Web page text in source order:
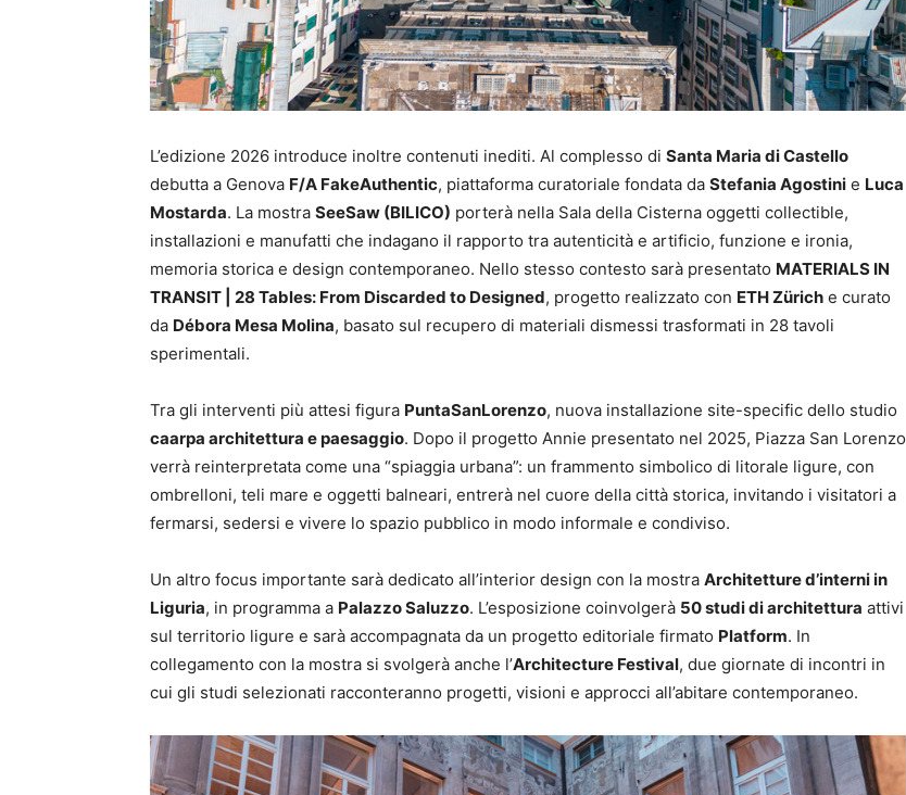
L’edizione 2026 introduce inoltre contenuti inediti. Al complesso di Santa Maria di Castello
debutta a Genova F/A FakeAuthentic, piattaforma curatoriale fondata da Stefania Agostini e Luca
Mostarda. La mostra SeeSaw (BILICO) porterà nella Sala della Cisterna oggetti collectible,
installazioni e manufatti che indagano il rapporto tra autenticità e artificio, funzione e ironia,
memoria storica e design contemporaneo. Nello stesso contesto sarà presentato MATERIALS IN
TRANSIT | 28 Tables: From Discarded to Designed, progetto realizzato con ETH Zürich e curato
da Débora Mesa Molina, basato sul recupero di materiali dismessi trasformati in 28 tavoli
sperimentali.
Tra gli interventi più attesi figura PuntaSanLorenzo, nuova installazione site-specific dello studio
caarpa architettura e paesaggio. Dopo il progetto Annie presentato nel 2025, Piazza San Lorenzo
verrà reinterpretata come una “spiaggia urbana”: un frammento simbolico di litorale ligure, con
ombrelloni, teli mare e oggetti balneari, entrerà nel cuore della città storica, invitando i visitatori a
fermarsi, sedersi e vivere lo spazio pubblico in modo informale e condiviso.
Un altro focus importante sarà dedicato all’interior design con la mostra Architetture d’interni in
Liguria, in programma a Palazzo Saluzzo. L’esposizione coinvolgerà 50 studi di architettura attivi
sul territorio ligure e sarà accompagnata da un progetto editoriale firmato Platform. In
collegamento con la mostra si svolgerà anche l’Architecture Festival, due giornate di incontri in
cui gli studi selezionati racconteranno progetti, visioni e approcci all’abitare contemporaneo.